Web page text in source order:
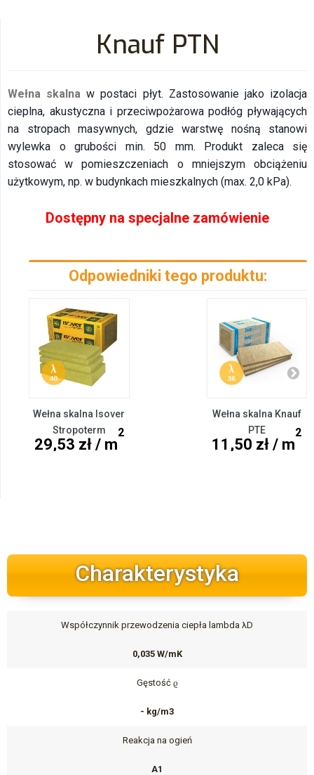
Knauf PTN
Wełna skalna w postaci płyt. Zastosowanie jako izolacja
cieplna, akustyczna i przeciwpożarowa podłóg pływających
na stropach masywnych, gdzie warstwę nośną stanowi
wylewka o grubości min. 50 mm. Produkt zaleca się
stosować w pomieszczeniach o mniejszym obciążeniu
użytkowym, np. w budynkach mieszkalnych (max. 2,0 kPa).
Dostępny na specjalne zamówienie
Odpowiedniki tego produktu:
Wełna skalna Isover
Stropoterm
29,53 zł / m
2
Wełna skalna Knauf
PTE
11,50 zł / m
2
Charakterystyka
Współczynnik przewodzenia ciepła lambda λD
0,035 W/mK
Gęstość ϱ
- kg/m3
Reakcja na ogień
A1